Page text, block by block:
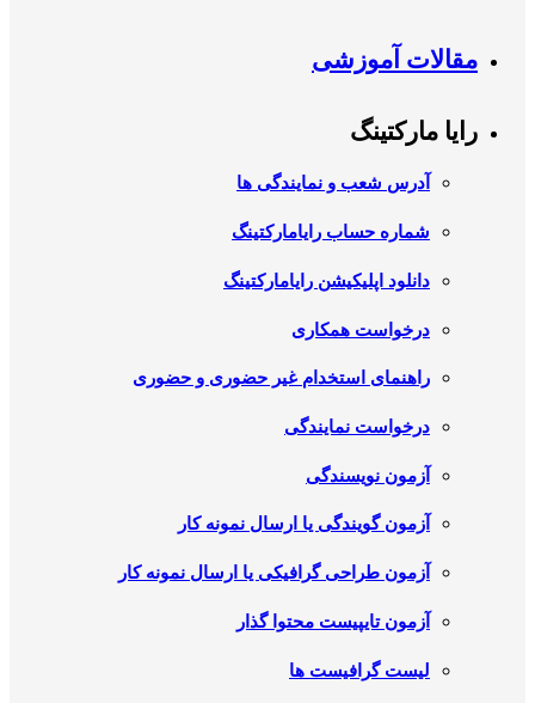
مقالات آموزشی
رایا مارکتینگ
آدرس شعب و نمایندگی ها
شماره حساب رایامارکتینگ
دانلود اپلیکیشن رایامارکتینگ
درخواست همکاری
راهنمای استخدام غیر حضوری و حضوری
درخواست نمایندگی
آزمون نویسندگی
آزمون گویندگی یا ارسال نمونه کار
آزمون طراحی گرافیکی یا ارسال نمونه کار
آزمون تایپیست محتوا گذار
لیست گرافیست ها